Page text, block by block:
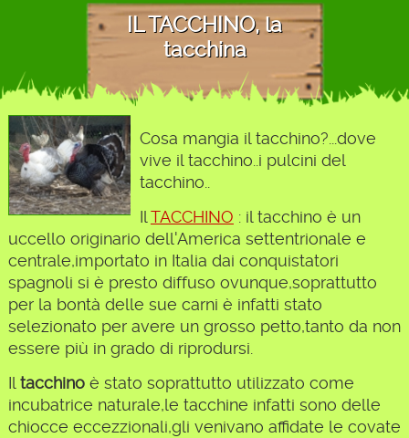
IL TACCHINO, la
tacchina
Cosa mangia il tacchino?...dove
vive il tacchino..i pulcini del
tacchino..
IlTACCHINO : il tacchino è un
uccello originario dell'America settentrionale e
centrale,importato in Italia dai conquistatori
spagnoli si è presto diffuso ovunque,soprattutto
per la bontà delle sue carni è infatti stato
selezionato per avere un grosso petto,tanto da non
essere più in grado di riprodursi.
Iltacchinoè stato soprattutto utilizzato come
incubatrice naturale,le tacchine infatti sono delle
chiocce eccezzionali,gli venivano affidate le covate